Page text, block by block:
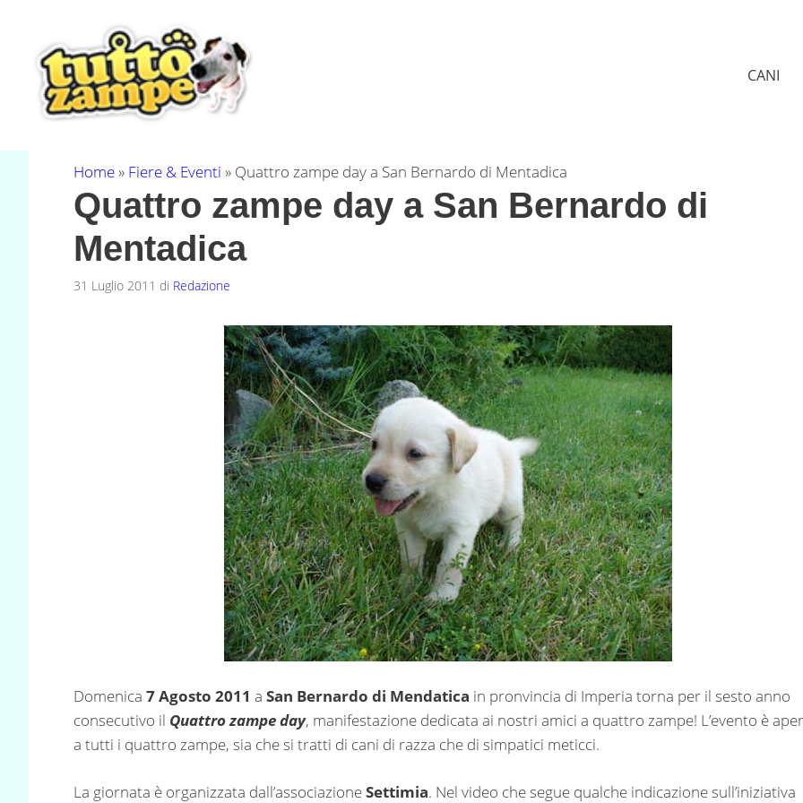
contenuto
CANI
Home» Fiere & Eventi » Quattro zampe day a San Bernardo di Mentadica
Quattro zampe day a San Bernardo di
Mentadica
31 Luglio 2011 di Redazione
Domenica 7 Agosto 2011 a San Bernardo di Mendatica in pronvincia di Imperia torna per il sesto anno
consecutivo il Quattro zampe day, manifestazione dedicata ai nostri amici a quattro zampe! L’evento è
a tutti i quattro zampe, sia che si tratti di cani di razza che di simpatici meticci.
La giornata è organizzata dall’associazioneSettimia. Nel video che segue qualche indicazione sull’iniziativa